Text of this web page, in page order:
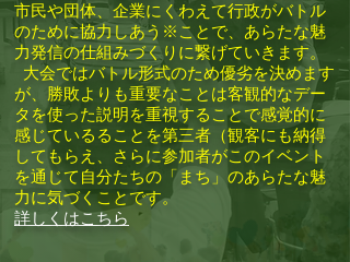
市民や団体、企業にくわえて行政がバトル
のために協力しあう※ことで、あらたな魅
力発信の仕組みづくりに繋げていきます。
大会ではバトル形式のため優劣を決めます
が、勝敗よりも重要なことは客観的なデー
タを使った説明を重視することで感覚的に
感じているることを第三者（観客にも納得
してもらえ、さらに参加者がこのイベント
を通じて自分たちの「まち」のあらたな魅
力に気づくことです。
詳しくはこちら